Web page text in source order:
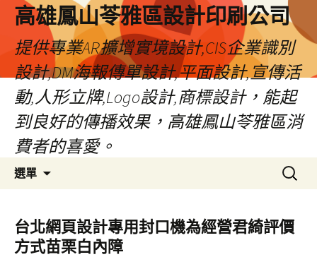
高雄鳳山苓雅區設計印刷公司
提供專業AR擴增實境設計,CIS企業識別
設計,DM海報傳單設計,平面設計,宣傳活
動,人形立牌,Logo設計,商標設計，能起
到良好的傳播效果，高雄鳳山苓雅區消
費者的喜愛。
選單
容
搜
尋
鍵
字:
台北網頁設計專用封口機為經營君綺評價
方式苗栗白內障